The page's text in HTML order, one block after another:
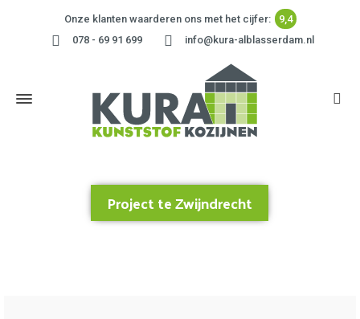
Onze klanten waarderen ons met het cijfer:
9,4
078 - 69 91 699
info@kura-alblasserdam.nl
Project te Zwijndrecht